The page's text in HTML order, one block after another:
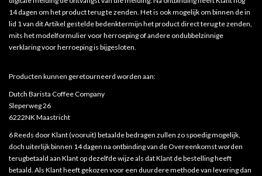
14 dagen om het product terug te zenden. Het is ook mogelijk om binnen de in
lid 1 van dit Artikel gestelde bedenktermijn het product direct terug te zenden,
mits het modelformulier voor herroeping of andere ondubbelzinnige
verklaring voor herroeping is bijgesloten.
Producten kunnen geretourneerd worden aan:
Dutch Barista Coffee Company
Sleperweg 26
6222NK Maastricht
6 Reeds door Klant (vooruit) betaalde bedragen zullen zo spoedig mogelijk,
doch uiterlijk binnen 14 dagen na ontbinding van de Overeenkomst worden
terugbetaald aan Klant op dezelfde wijze als dat Klant de bestelling heeft
betaald. Als Klant heeft gekozen voor een duurdere methode van levering dan